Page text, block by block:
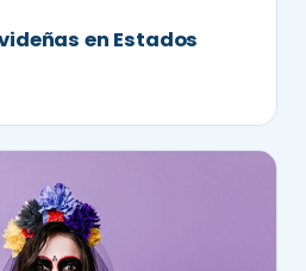
en Estados